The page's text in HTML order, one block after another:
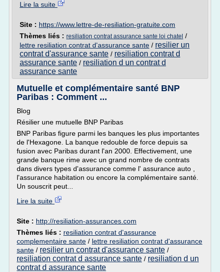
Lire la suite
Site : https://www.lettre-de-resiliation-gratuite.com
Thèmes liés : resiliation contrat assurance sante loi chatel /
lettre resiliation contrat d'assurance sante / resilier un
contrat d'assurance sante / resiliation contrat d
assurance sante / resiliation d un contrat d
assurance sante
Mutuelle et complémentaire santé BNP
Paribas : Comment ...
Blog
Résilier une mutuelle BNP Paribas
BNP Paribas figure parmi les banques les plus importantes
de l'Hexagone. La banque redouble de force depuis sa
fusion avec Paribas durant l'an 2000. Effectivement, une
grande banque rime avec un grand nombre de contrats
dans divers types d'assurance comme l' assurance auto ,
l'assurance habitation ou encore la complémentaire santé.
Un souscrit peut...
Lire la suite
Site : http://resiliation-assurances.com
Thèmes liés : resiliation contrat d'assurance
complementaire sante / lettre resiliation contrat d'assurance
sante / resilier un contrat d'assurance sante /
resiliation contrat d assurance sante / resiliation d un
contrat d assurance sante